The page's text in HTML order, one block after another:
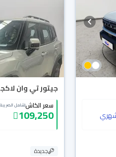
جيتور تي وان لاكجري
سعر الكاش(شامل
109,250
جديدة